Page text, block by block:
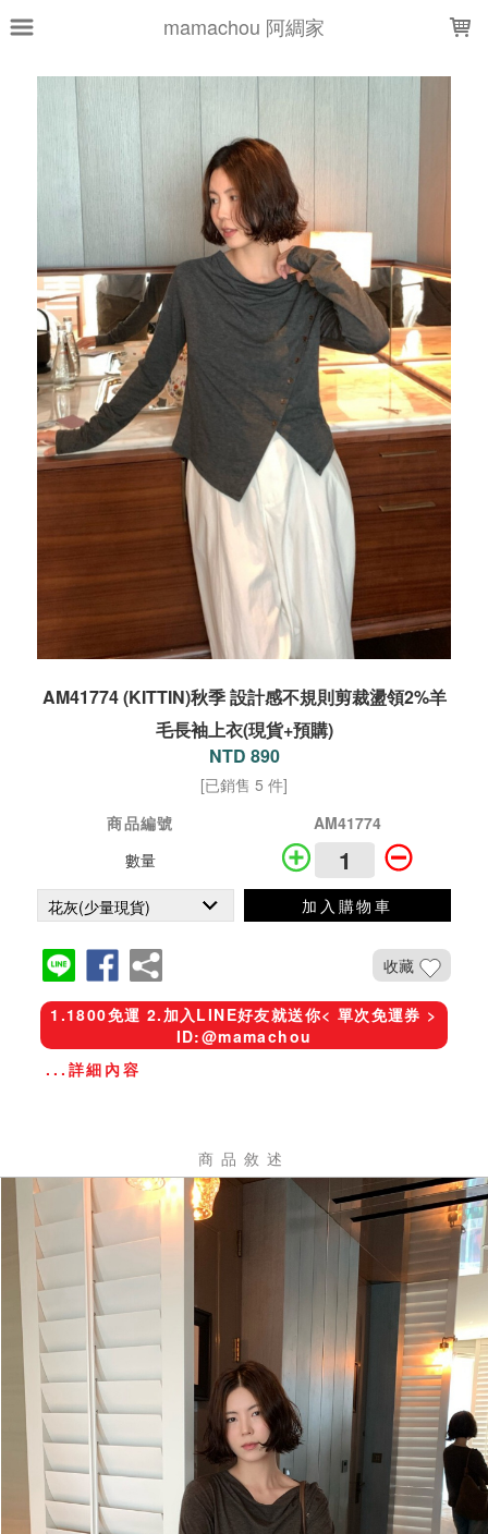
mamachou 阿綢家
AM41774 (KITTIN)秋季 設計感不規則剪裁盪領2%羊
毛長袖上衣(現貨+預購)
NTD 890
[已銷售 5 件]
商品編號
AM41774
數量
加入購物車
收藏
1.1800免運 2.加入LINE好友就送你< 單次免運券 >
ID:@mamachou
...詳細內容
商品敘述